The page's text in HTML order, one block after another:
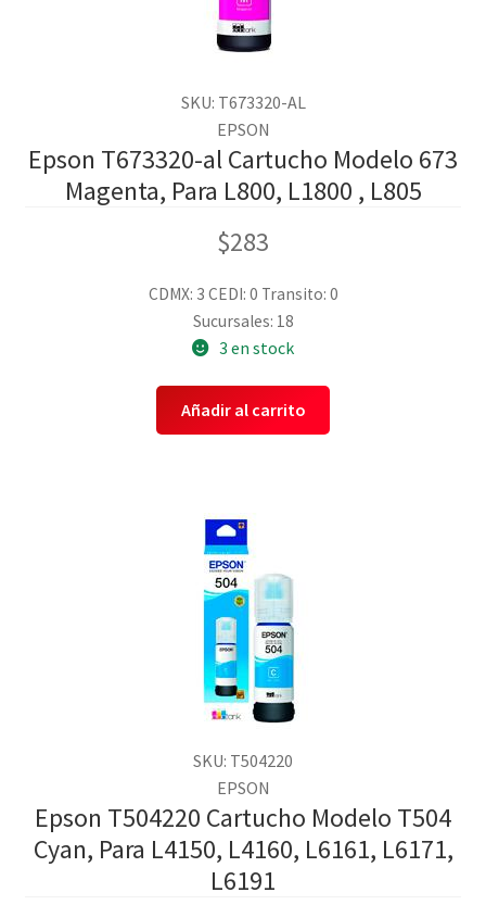
SKU: T673320-AL
EPSON
Epson T673320-al Cartucho Modelo 673
Magenta, Para L800, L1800 , L805
$283
CDMX: 3 CEDI: 0 Transito: 0
Sucursales: 18
3 en stock
Añadir al carrito
SKU: T504220
EPSON
Epson T504220 Cartucho Modelo T504
Cyan, Para L4150, L4160, L6161, L6171,
L6191